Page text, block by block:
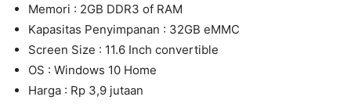
Memori : 2GB DDR3 of RAM
Kapasitas Penyimpanan : 32GB eMMC
Screen Size : 11.6 Inch convertible
OS : Windows 10 Home
Harga : Rp 3,9 jutaan